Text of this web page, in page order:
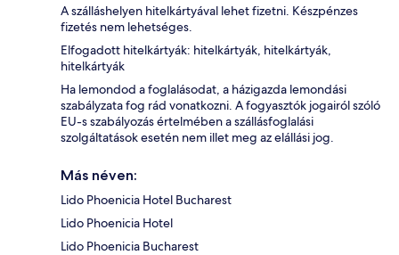
A szálláshelyen hitelkártyával lehet fizetni. Készpénzes
fizetés nem lehetséges.
Elfogadott hitelkártyák: hitelkártyák, hitelkártyák,
hitelkártyák
Ha lemondod a foglalásodat, a házigazda lemondási
szabályzata fog rád vonatkozni. A fogyasztók jogairól szóló
EU-s szabályozás értelmében a szállásfoglalási
szolgáltatások esetén nem illet meg az elállási jog.
Más néven:
Lido Phoenicia Hotel Bucharest
Lido Phoenicia Hotel
Lido Phoenicia Bucharest